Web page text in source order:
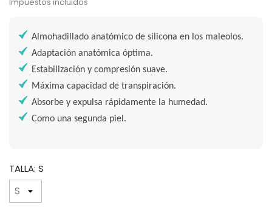
Almohadillado anatómico de silicona en los maleolos.
Adaptación anatómica óptima.
Estabilización y compresión suave.
Máxima capacidad de transpiración.
Absorbe y expulsa rápidamente la humedad.
Como una segunda piel.
TALLA: S